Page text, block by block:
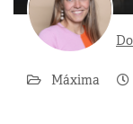
Máxima